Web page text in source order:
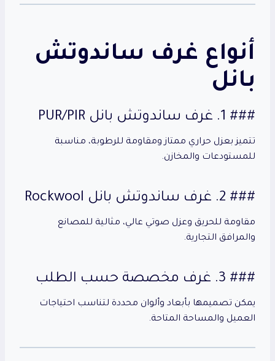
أنواع غرف ساندوتش
بانل
### 1. غرف ساندوتش بانل PUR/PIR
تتميز بعزل حراري ممتاز ومقاومة للرطوبة، مناسبة
للمستودعات والمخازن.
### 2. غرف ساندوتش بانل Rockwool
مقاومة للحريق وعزل صوتي عالي، مثالية للمصانع
والمرافق التجارية.
### 3. غرف مخصصة حسب الطلب
يمكن تصميمها بأبعاد وألوان محددة لتناسب احتياجات
العميل والمساحة المتاحة.